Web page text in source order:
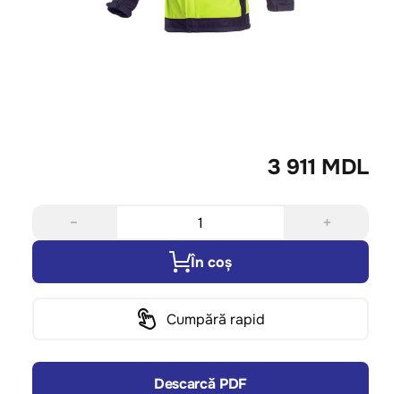
3 911 MDL
− +
În coș
Cumpără rapid
Descarcă PDF